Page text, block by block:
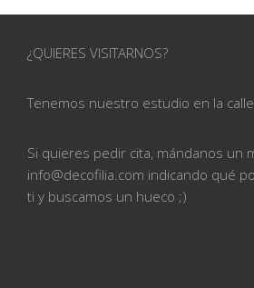
¿QUIERES VISITARNOS?
Tenemos nuestro estudio en la calle
Si quieres pedir cita, mándanos un
info@decofilia.com indicando qué
ti y buscamos un hueco ;)